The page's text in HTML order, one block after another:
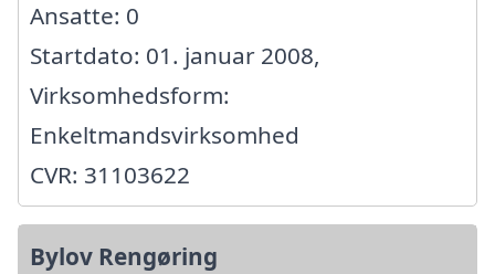
Ansatte: 0
Startdato: 01. januar 2008,
Virksomhedsform:
Enkeltmandsvirksomhed
CVR: 31103622
Bylov Rengøring